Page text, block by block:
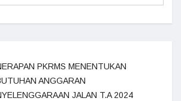
PKRMS MENENTUKAN
ANGGARAN
JALAN T.A 2024